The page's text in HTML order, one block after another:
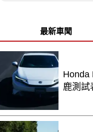
最新車聞
鹿測試